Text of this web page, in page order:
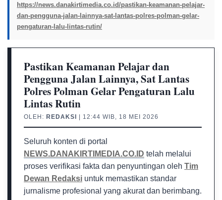
https://news.danakirtimedia.co.id/pastikan-keamanan-pelajar-
dan-pengguna-jalan-lainnya-sat-lantas-polres-polman-gelar-
pengaturan-lalu-lintas-rutin/
Pastikan Keamanan Pelajar dan
Pengguna Jalan Lainnya, Sat Lantas
Polres Polman Gelar Pengaturan Lalu
Lintas Rutin
OLEH: REDAKSI | 12:44 WIB, 18 MEI 2026
Seluruh konten di portal
NEWS.DANAKIRTIMEDIA.CO.ID telah melalui
proses verifikasi fakta dan penyuntingan oleh Tim
Dewan Redaksi untuk memastikan standar
jurnalisme profesional yang akurat dan berimbang.